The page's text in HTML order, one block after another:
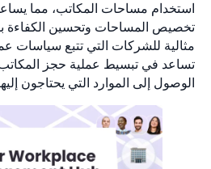
استخدام مساحات المكاتب، مما
تخصيص المساحات وتحسين الكفاءة
مثالية للشركات التي تتبع سياسات
تساعد في تبسيط عملية حجز
الوصول إلى الموارد التي يحتاجون